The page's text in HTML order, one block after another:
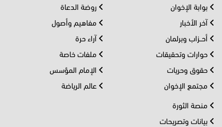
بوابة الإخوان
آخر الأخبار
أحــزاب وبرلمان
حوارات وتحقيقات
حقوق وحريات
مجتمع الإخوان
روضة الدعاة
مفاهيم وأصول
آراء حرة
ملفات خاصة
الإمام المؤسس
عالم الرياضة
منصة الثورة
بيانات وتصريحات